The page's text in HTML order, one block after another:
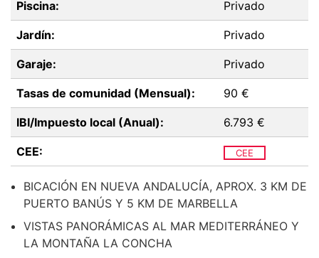
Piscina: Privado
Jardín: Privado
Garaje: Privado
Tasas de comunidad (Mensual): 90 €
IBI/Impuesto local (Anual): 6.793 €
CEE: CEE
BICACIÓN EN NUEVA ANDALUCÍA, APROX. 3 KM DE
PUERTO BANÚS Y 5 KM DE MARBELLA
VISTAS PANORÁMICAS AL MAR MEDITERRÁNEO Y
LA MONTAÑA LA CONCHA